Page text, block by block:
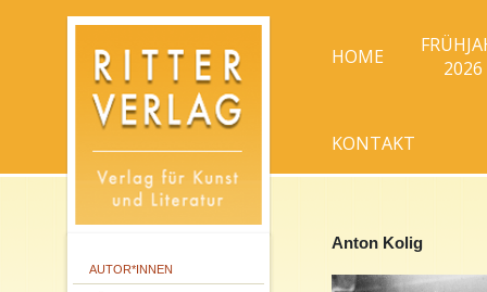
HOME
2026
KONTAKT
AUTOR*INNEN
Anton Kolig